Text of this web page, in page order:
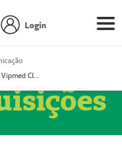
Login
Prestador: Vipmed Clínica Geral Ltda, 51004349-0 (Nome Fantasia: Policlínica Master)